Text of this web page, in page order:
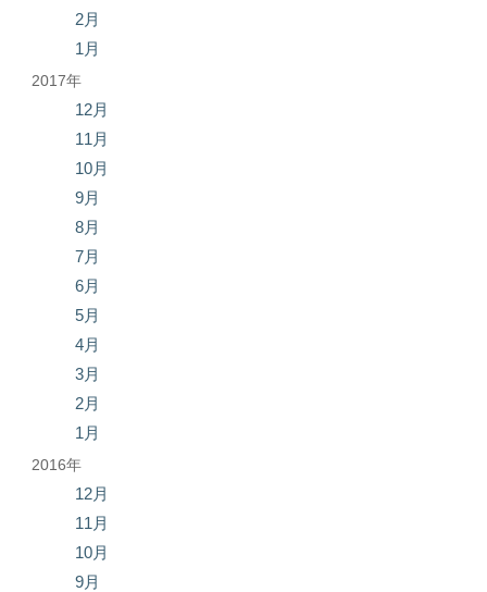
2月
1月
2017年
12月
11月
10月
9月
8月
7月
6月
5月
4月
3月
2月
1月
2016年
12月
11月
10月
9月